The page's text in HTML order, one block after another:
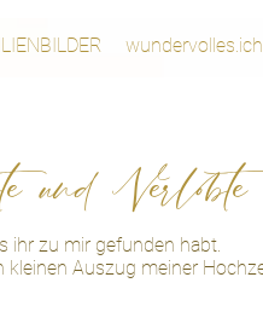
wundervolles.ich
und
ihr zu mir gefunden habt.
Auszug meiner